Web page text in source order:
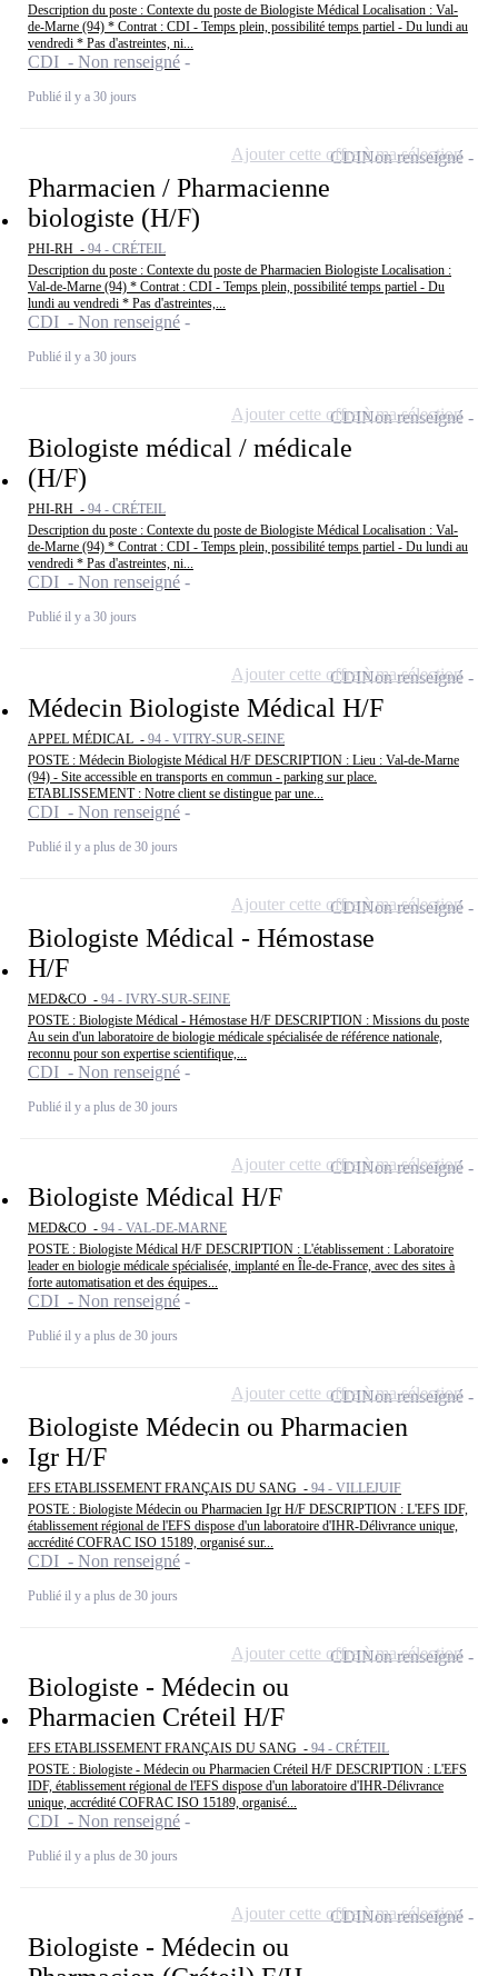
Description du poste : Contexte du poste de Biologiste Médical Localisation : Val-
de-Marne (94) * Contrat : CDI - Temps plein, possibilité temps partiel - Du lundi au
vendredi * Pas d'astreintes, ni...
CDI - Non renseigné
Publié il y a 30 jours
Pharmacien / Pharmacienne
biologiste (H/F)
PHI-RH - 94 - CRÉTEIL
Description du poste : Contexte du poste de Pharmacien Biologiste Localisation :
Val-de-Marne (94) * Contrat : CDI - Temps plein, possibilité temps partiel - Du
lundi au vendredi * Pas d'astreintes,...
CDI - Non renseigné
Publié il y a 30 jours
CDINon renseigné
Ajouter cette offre à ma sélection
Biologiste médical / médicale
(H/F)
PHI-RH - 94 - CRÉTEIL
Description du poste : Contexte du poste de Biologiste Médical Localisation : Val-
de-Marne (94) * Contrat : CDI - Temps plein, possibilité temps partiel - Du lundi au
vendredi * Pas d'astreintes, ni...
CDI - Non renseigné
Publié il y a 30 jours
CDINon renseigné
Ajouter cette offre à ma sélection
Médecin Biologiste Médical H/F
APPEL MÉDICAL - 94 - VITRY-SUR-SEINE
POSTE : Médecin Biologiste Médical H/F DESCRIPTION : Lieu : Val-de-Marne
(94) - Site accessible en transports en commun - parking sur place.
ETABLISSEMENT : Notre client se distingue par une...
CDI - Non renseigné
Publié il y a plus de 30 jours
CDINon renseigné
Ajouter cette offre à ma sélection
Biologiste Médical - Hémostase
H/F
MED&CO - 94 - IVRY-SUR-SEINE
POSTE : Biologiste Médical - Hémostase H/F DESCRIPTION : Missions du poste
Au sein d'un laboratoire de biologie médicale spécialisée de référence nationale,
reconnu pour son expertise scientifique,...
CDI - Non renseigné
Publié il y a plus de 30 jours
CDINon renseigné
Ajouter cette offre à ma sélection
Biologiste Médical H/F
MED&CO - 94 - VAL-DE-MARNE
POSTE : Biologiste Médical H/F DESCRIPTION : L'établissement : Laboratoire
leader en biologie médicale spécialisée, implanté en Île-de-France, avec des sites à
forte automatisation et des équipes...
CDI - Non renseigné
Publié il y a plus de 30 jours
CDINon renseigné
Ajouter cette offre à ma sélection
Biologiste Médecin ou Pharmacien
Igr H/F
EFS ETABLISSEMENT FRANÇAIS DU SANG - 94 - VILLEJUIF
POSTE : Biologiste Médecin ou Pharmacien Igr H/F DESCRIPTION : L'EFS IDF,
établissement régional de l'EFS dispose d'un laboratoire d'IHR-Délivrance unique,
accrédité COFRAC ISO 15189, organisé sur...
CDI - Non renseigné
Publié il y a plus de 30 jours
CDINon renseigné
Ajouter cette offre à ma sélection
Biologiste - Médecin ou
Pharmacien Créteil H/F
EFS ETABLISSEMENT FRANÇAIS DU SANG - 94 - CRÉTEIL
POSTE : Biologiste - Médecin ou Pharmacien Créteil H/F DESCRIPTION : L'EFS
IDF, établissement régional de l'EFS dispose d'un laboratoire d'IHR-Délivrance
unique, accrédité COFRAC ISO 15189, organisé...
CDI - Non renseigné
Publié il y a plus de 30 jours
CDINon renseigné
Ajouter cette offre à ma sélection
Biologiste - Médecin ou
CDINon renseigné
Ajouter cette offre à ma sélection